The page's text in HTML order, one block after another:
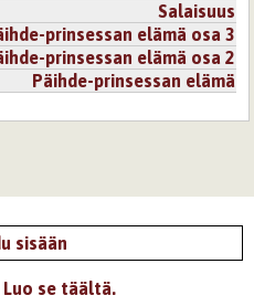
Salaisuus
prinsessan elämä osa 3
prinsessan elämä osa 2
Päihde-prinsessan elämä
sisään
Luo se täältä.